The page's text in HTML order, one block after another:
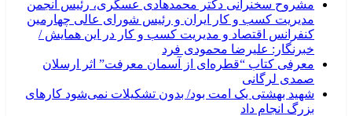
مشروح سخنرانی دکتر محمدهادی عسگری، رئیس انجمن
مدیریت کسب و کار ایران و رئیس شورای عالی چهارمین
کنفرانس اقتصاد و مدیریت کسب و کار در این همایش /
خبرنگار: علیرضا محمودی فرد
معرفی کتاب “قطره‌ای از آسمان معرفت” اثر ارسلان
صمدی لرگانی
شهید بهشتی یک امت بود/ بدون تشکیلات نمی‌شود کارهای
بزرگ انجام داد